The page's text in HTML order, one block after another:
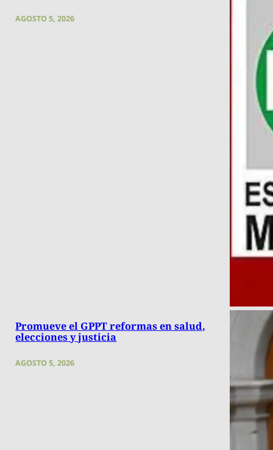
AGOSTO 5, 2026
Promueve el GPPT reformas en salud,
elecciones y justicia
AGOSTO 5, 2026